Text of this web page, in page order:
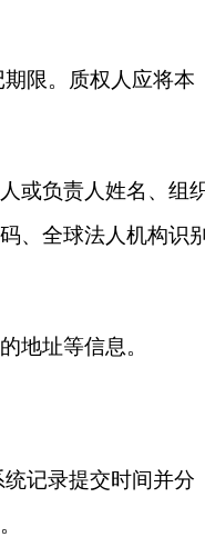
限。质权人应将本
或负责人姓名、组
、全球法人机构识
地址等信息。
记录提交时间并分